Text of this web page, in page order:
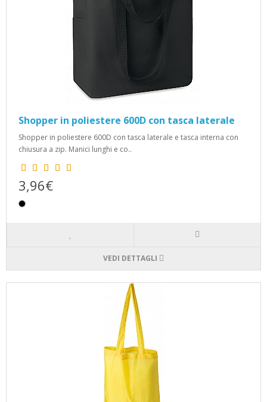
Shopper in poliestere 600D con tasca laterale
Shopper in poliestere 600D con tasca laterale e tasca interna con
chiusura a zip. Manici lunghi e co..
3,96€
VEDI DETTAGLI